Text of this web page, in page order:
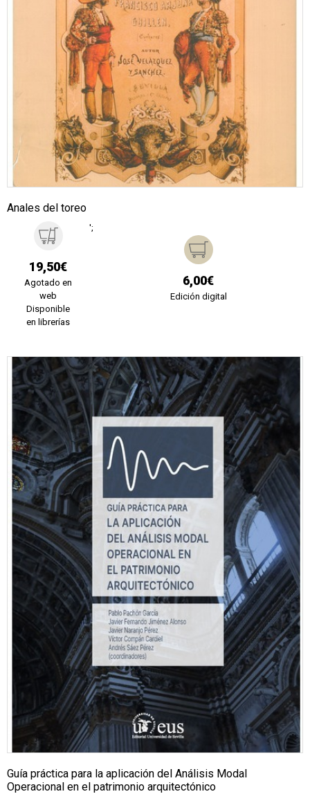
Anales del toreo
19,50€
Agotado en
web
Disponible
en librerías
';
6,00€
Edición digital
Guía práctica para la aplicación del Análisis Modal
Operacional en el patrimonio arquitectónico